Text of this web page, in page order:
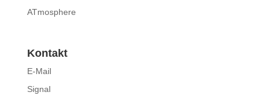
ATmosphere
Kontakt
E-Mail
Signal